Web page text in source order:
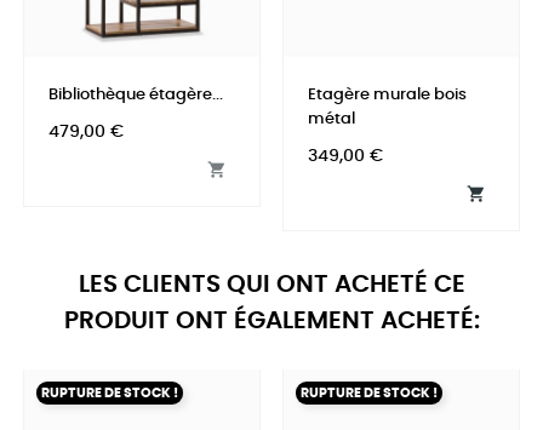
Bibliothèque étagère...
Prix
479,00 €

Etagère murale bois
métal
Prix
349,00 €

LES CLIENTS QUI ONT ACHETÉ CE
PRODUIT ONT ÉGALEMENT ACHETÉ:
RUPTURE DE STOCK ! RUPTURE DE STOCK !